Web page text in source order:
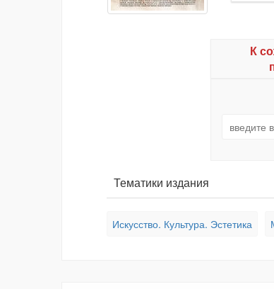
К
Тематики издания
Искусство. Культура. Эстетика